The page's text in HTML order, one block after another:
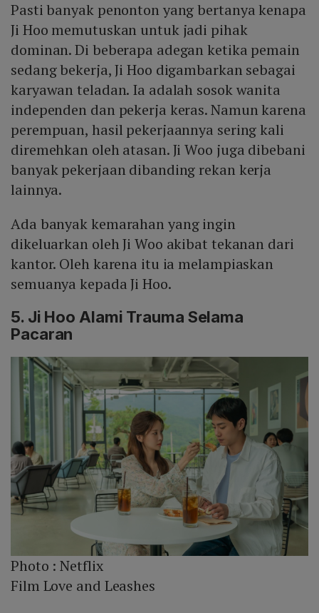
Pasti banyak penonton yang bertanya kenapa
Ji Hoo memutuskan untuk jadi pihak
dominan. Di beberapa adegan ketika pemain
sedang bekerja, Ji Hoo digambarkan sebagai
karyawan teladan. Ia adalah sosok wanita
independen dan pekerja keras. Namun karena
perempuan, hasil pekerjaannya sering kali
diremehkan oleh atasan. Ji Woo juga dibebani
banyak pekerjaan dibanding rekan kerja
lainnya.
Ada banyak kemarahan yang ingin
dikeluarkan oleh Ji Woo akibat tekanan dari
kantor. Oleh karena itu ia melampiaskan
semuanya kepada Ji Hoo.
5. Ji Hoo Alami Trauma Selama
Pacaran
Photo :Netflix
Film Love and Leashes